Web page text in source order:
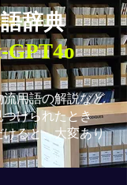
辞典
GPT4o
流用語の解説など
つけられたとき
ると、大変あり